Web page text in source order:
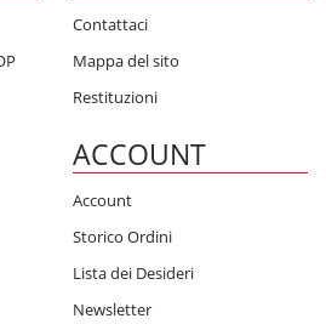
Contattaci
Mappa del sito
Restituzioni
ACCOUNT
Account
Storico Ordini
Lista dei Desideri
Newsletter